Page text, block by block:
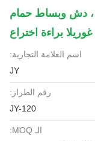
دش وبساط حمام
براءة اختراع
اسم العلامة التجارية:
JY
رقم الطراز:
JY-120
الـ MOQ: